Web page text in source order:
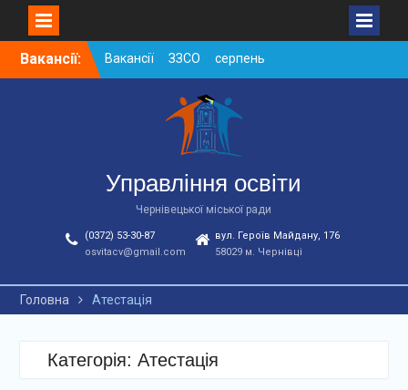
SkipВакансії:
Вакансії ЗЗСО серпень
2026
Вакансії ЗЗСО червень
Вакансії у ЗДО та
дошкільних підрозділах
ЗЗСО станом на
01.08.2026 р.
Управління освіти
Чернівецької міської ради
(0372) 53-30-87
osvitacv@gmail.com
вул. Героїв Майдану, 176
58029 м. Чернівці
Головна Атестація
Категорія: Атестація